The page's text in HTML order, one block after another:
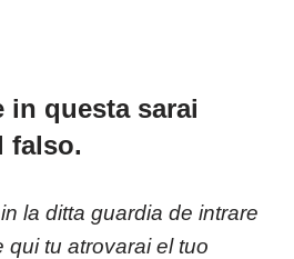
in questa sarai
falso.
la ditta guardia de intrare
qui tu atrovarai el tuo